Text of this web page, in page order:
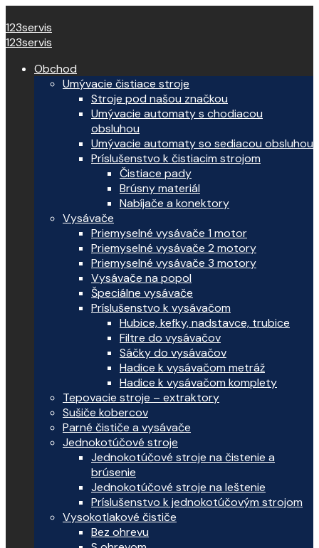
123servis
123servis
Obchod
Umývacie čistiace stroje
Stroje pod našou značkou
Umývacie automaty s chodiacou
obsluhou
Umývacie automaty so sediacou obsluhou
Príslušenstvo k čistiacim strojom
Čistiace pady
Brúsny materiál
Nabíjače a konektory
Vysávače
Priemyselné vysávače 1 motor
Priemyselné vysávače 2 motory
Priemyselné vysávače 3 motory
Vysávače na popol
Špeciálne vysávače
Príslušenstvo k vysávačom
Hubice, kefky, nadstavce, trubice
Filtre do vysávačov
Sáčky do vysávačov
Hadice k vysávačom metráž
Hadice k vysávačom komplety
Tepovacie stroje – extraktory
Sušiče kobercov
Parné čističe a vysávače
Jednokotúčové stroje
Jednokotúčové stroje na čistenie a
brúsenie
Jednokotúčové stroje na leštenie
Príslušenstvo k jednokotúčovým strojom
Vysokotlakové čističe
Bez ohrevu